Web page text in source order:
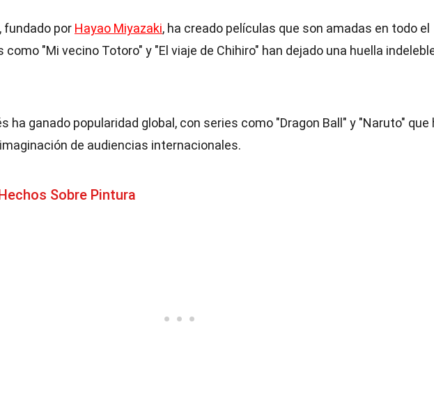
, fundado por Hayao Miyazaki, ha creado películas que son amadas en todo el
como "Mi vecino Totoro" y "El viaje de Chihiro" han dejado una huella
ha ganado popularidad global, con series como "Dragon Ball" y "Naruto" que
de audiencias internacionales.
Sobre Pintura